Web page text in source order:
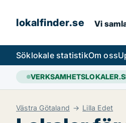
lokalfinder.se Vi
Söklokale statistikOm oss
Västra Götaland Lilla Edet